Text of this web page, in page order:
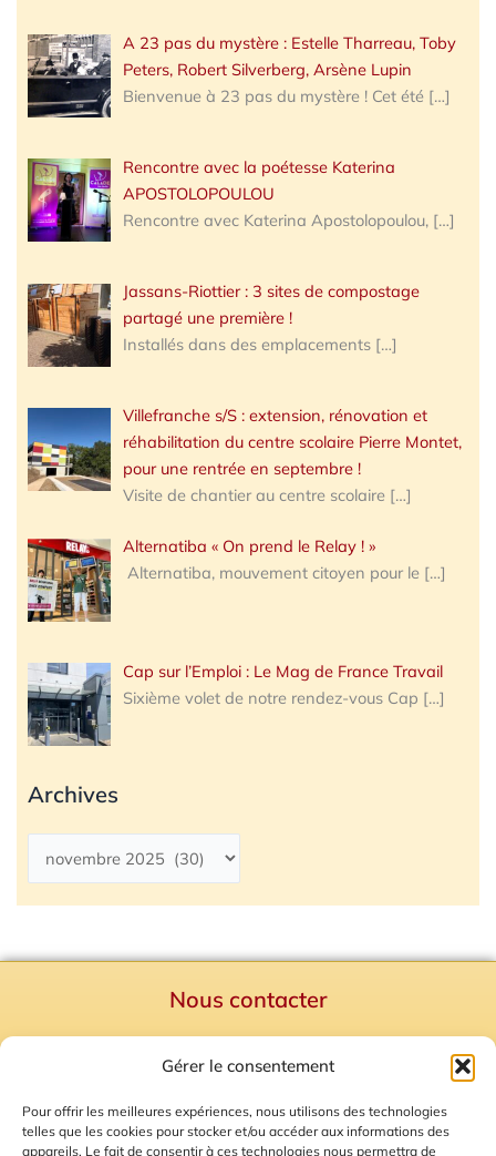
Gérer le consentement
Pour offrir les meilleures expériences, nous utilisons des technologies
telles que les cookies pour stocker et/ou accéder aux informations des
appareils. Le fait de consentir à ces technologies nous permettra de
A 23 pas du mystère : Estelle Tharreau, Toby
Peters, Robert Silverberg, Arsène Lupin
Bienvenue à 23 pas du mystère ! Cet été […]
Rencontre avec la poétesse Katerina
APOSTOLOPOULOU
Rencontre avec Katerina Apostolopoulou, […]
Jassans-Riottier : 3 sites de compostage
partagé une première !
Installés dans des emplacements […]
Villefranche s/S : extension, rénovation et
réhabilitation du centre scolaire Pierre Montet,
pour une rentrée en septembre !
Visite de chantier au centre scolaire […]
Alternatiba « On prend le Relay ! »
Alternatiba, mouvement citoyen pour le […]
Cap sur l’Emploi : Le Mag de France Travail
Sixième volet de notre rendez-vous Cap […]
Archives
Nous contacter
Mentions Légales
Plan du site